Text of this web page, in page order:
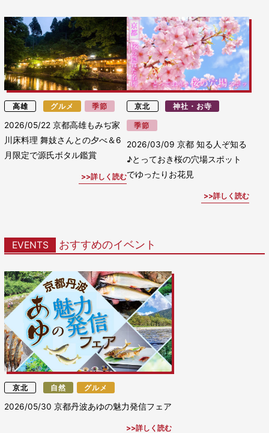
高雄 グルメ 季節
2026/05/22京都高雄もみぢ家
川床料理 舞妓さんとの夕べ＆6
月限定で源氏ボタル鑑賞
詳しく読む
京北 神社・お寺
季節
2026/03/09 京都 知る人ぞ知る
♪とっておき桜の穴場スポット
でゆったりお花見
詳しく読む
EVENTS おすすめのイベント
京北 自然 グルメ
2026/05/30京都丹波あゆの魅力発信フェア
詳しく読む